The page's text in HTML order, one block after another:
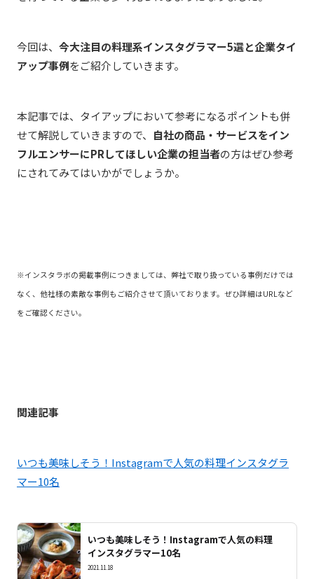
今回は、 今大注目の料理系インスタグラマー5選と企業タイ
アップ事例をご紹介していきます。
本記事では、タイアップにおいて参考になるポイントも併
せて解説していきますので、 自社の商品・サービスをイン
フルエンサーにPRしてほしい企業の担当者の方はぜひ参考
にされてみてはいかがでしょうか。
※インスタラボの掲載事例につきましては、弊社で取り扱っている事例だけでは
なく、他社様の素敵な事例もご紹介させて頂いております。ぜひ詳細はURLなど
をご確認ください。
関連記事
いつも美味しそう！Instagramで人気の料理インスタグラ
マー10名
いつも美味しそう！Instagramで人気の料理
インスタグラマー10名
2021.11.18